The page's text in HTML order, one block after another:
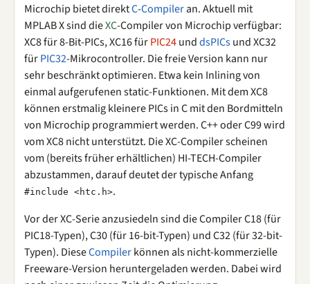
Microchip bietet direktC-Compileran. Aktuell mit
MPLAB X sind dieXC-Compiler von Microchip verfügbar:
XC8 für 8-Bit-PICs, XC16 fürPIC24unddsPICsund XC32
fürPIC32-Mikrocontroller. Die freie Version kann nur
sehr beschränkt optimieren. Etwa kein Inlining von
einmal aufgerufenen static-Funktionen. Mit dem XC8
können erstmalig kleinere PICs in C mit den Bordmitteln
von Microchip programmiert werden. C++ oder C99 wird
vom XC8 nicht unterstützt. Die XC-Compiler scheinen
vom (bereits früher erhältlichen) HI-TECH-Compiler
abzustammen, darauf deutet der typische Anfang
#include <htc.h>.
Vor der XC-Serie anzusiedeln sind die Compiler C18 (für
PIC18-Typen), C30 (für 16-bit-Typen) und C32 (für 32-bit-
Typen). DieseCompilerkönnen als nicht-kommerzielle
Freeware-Version heruntergeladen werden. Dabei wird